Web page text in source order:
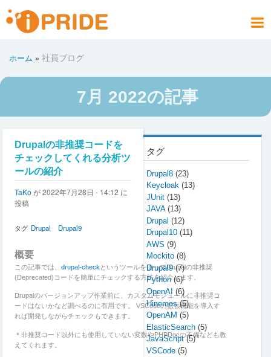
ツ
ュ
ーン
ホーム 社員ブログ
7月 2022の記事
Drupalの非推奨コードを
チェックしてくれる分析ツ
ールの紹介
TaKo が2022年7月28日 - 14:12 に
投稿
タグ Drupal Drupal9
概要
この記事では、drupal-check というツールを使ってDrupalの非推奨
(Deprecated)コードを簡単にチェックする方法を紹介します。
Drupalのバージョンアップ作業前に、カスタムモジュールに非推奨コ
ードはないかなど調べるのに有用です。 VSCodeの拡張機能を導入す
れば開発しながらチェックもできます。
＊非推奨コード以外にも使用していない変数やPHPDocの不備なども教
えてくれます。
タグ
Drupal8 (23)
Keycloak (13)
JUnit (13)
JAVA (13)
Drupal (12)
Drupal10 (11)
AWS (9)
Mockito (8)
Drupal9(7)
Python(6)
OpenAI (6)
Hinemos(5)
OpenAM (5)
ElasticSearch (5)
JavaScript(5)
VSCode (5)